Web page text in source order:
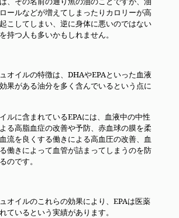
ールなどが増えてしまったりカロリーが高
こしてしまい、逆に身体に悪いのではない
持つ人も多いかもしれません。
オイルの特徴は、DHAやEPAといった血液
果がある油分を多く含んでいるという点に
ルに含まれているEPAには、血液中の中性
る高脂血症の改善や予防、赤血球の膜を柔
流を良くする働きによる高血圧の改善、血
働きによって血管が詰まってしまうのを防
のです。
オイルのこれらの効果により、EPAは医薬
ているという実績があります。